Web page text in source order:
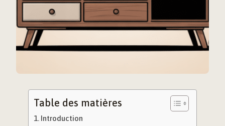
Table des matières
Introduction